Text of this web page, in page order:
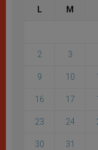
L M
2 3
9 10
16 17
23 24
30 31